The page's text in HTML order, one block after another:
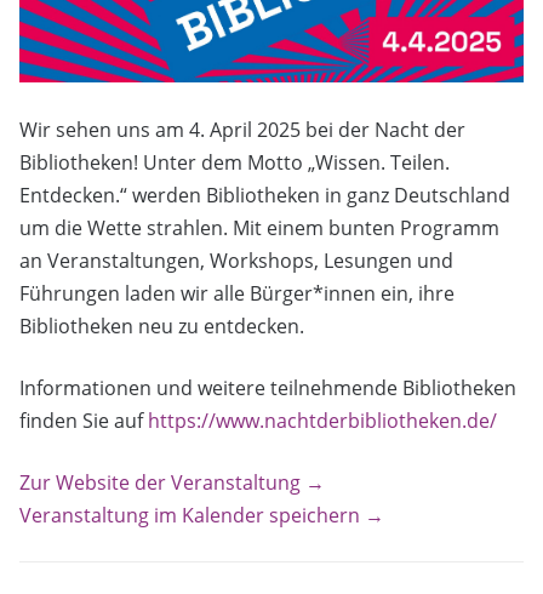
Wir sehen uns am 4. April 2025 bei der Nacht der
Bibliotheken! Unter dem Motto „Wissen. Teilen.
Entdecken.“ werden Bibliotheken in ganz Deutschland
um die Wette strahlen. Mit einem bunten Programm
an Veranstaltungen, Workshops, Lesungen und
Führungen laden wir alle Bürger*innen ein, ihre
Bibliotheken neu zu entdecken.
Informationen und weitere teilnehmende Bibliotheken
finden Sie aufhttps://www.nachtderbibliotheken.de/
Zur Website der Veranstaltung →
Veranstaltung im Kalender speichern →